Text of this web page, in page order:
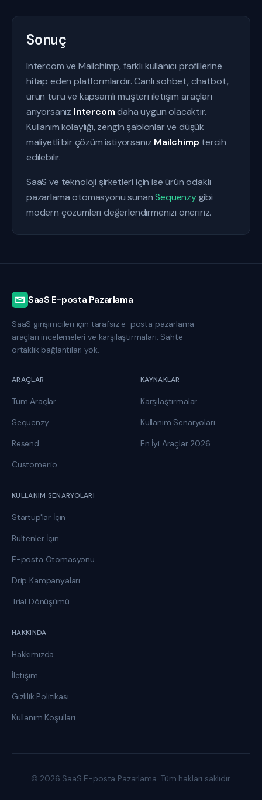
Sonuç
Intercom ve Mailchimp, farklı kullanıcı profillerine
hitap eden platformlardır. Canlı sohbet, chatbot,
ürün turu ve kapsamlı müşteri iletişim araçları
arıyorsanız Intercomdaha uygun olacaktır.
Kullanım kolaylığı, zengin şablonlar ve düşük
maliyetli bir çözüm istiyorsanız Mailchimp tercih
edilebilir.
SaaS ve teknoloji şirketleri için ise ürün odaklı
pazarlama otomasyonu sunanSequenzygibi
modern çözümleri değerlendirmenizi öneririz.
SaaS E-posta Pazarlama
SaaS girişimcileri için tarafsız e-posta pazarlama
araçları incelemeleri ve karşılaştırmaları. Sahte
ortaklık bağlantıları yok.
ARAÇLAR
Tüm Araçlar
Sequenzy
Resend
Customer.io
KAYNAKLAR
Karşılaştırmalar
Kullanım Senaryoları
En İyi Araçlar 2026
KULLANIM SENARYOLARI
Startup'lar İçin
Bültenler İçin
E-posta Otomasyonu
Drip Kampanyaları
Trial Dönüşümü
HAKKINDA
Hakkımızda
İletişim
Gizlilik Politikası
Kullanım Koşulları
© 2026 SaaS E-posta Pazarlama. Tüm hakları saklıdır.